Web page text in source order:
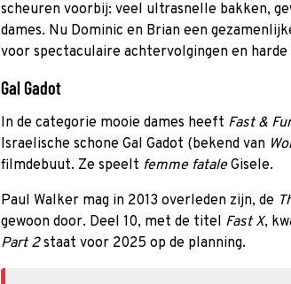
scheuren voorbij: veel ultrasnelle bakken,
dames. Nu Dominic en Brian een
voor spectaculaire achtervolgingen en harde
Gal Gadot
In de categorie mooie dames heeft Fast &
Israelische schone Gal Gadot (bekend van
filmdebuut. Ze speelt femme fataleGisele.
Paul Walker mag in 2013 overleden zijn, de
gewoon door. Deel 10, met de titel Fast X,
Part 2staat voor 2025 op de planning.